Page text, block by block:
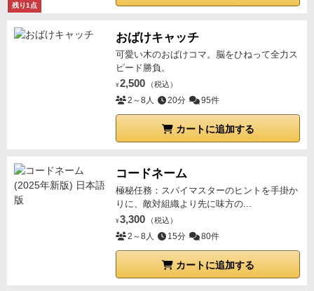
残り1点
おばけキャッチ
可愛い木のおばけコマ。脳をひねって全力ス
ピード勝負。
¥ 2,500 （税込）
2～8人 20分 95件
カートに追加する
コードネーム
極秘任務：スパイマスターのヒントを手掛か
りに、敵対組織より先に味方の...
¥ 3,300 （税込）
2～8人 15分 80件
カートに追加する